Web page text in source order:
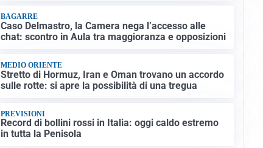
BAGARRE
Caso Delmastro, la Camera nega l’accesso alle
chat: scontro in Aula tra maggioranza e opposizioni
MEDIO ORIENTE
Stretto di Hormuz, Iran e Oman trovano un accordo
sulle rotte: si apre la possibilità di una tregua
PREVISIONI
Record di bollini rossi in Italia: oggi caldo estremo
in tutta la Penisola